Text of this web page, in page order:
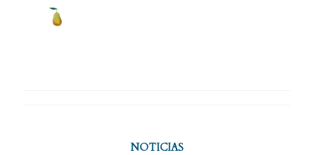
NOTICIAS